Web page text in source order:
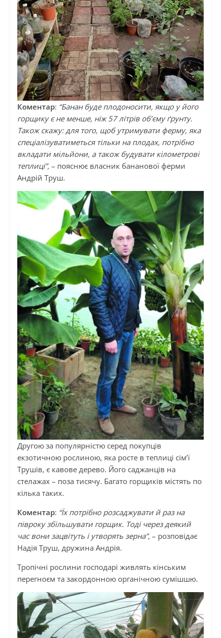
Коментар: “Банан буде плодоносити, якщо у його
горщику є не менше, ніж 57 літрів об’єму ґрунту.
Також скажу: для того, щоб утримувати ферму, яка
спеціалізуватиметься тільки на плодах, потрібно
вкладати мільйони, а також будувати кілометрові
теплиці”, – пояснює власник бананової ферми
Андрій Труш.
Другою за популярністю серед покупців
екзотичною рослиною, яка росте в теплиці сім’ї
Трушів, є кавове дерево. Його саджанців на
стелажах – поза тисячу. Багато горщиків містять по
кілька таких.
Коментар: “Їх потрібно розсаджувати й раз на
півроку збільшувати горщик. Тоді через деякий
час вони зацвітуть і утворять зерна”, – розповідає
Надія Труш, дружина Андрія.
Тропічні рослини господарі живлять кінським
перегноєм та закордонною органічною сумішшю.